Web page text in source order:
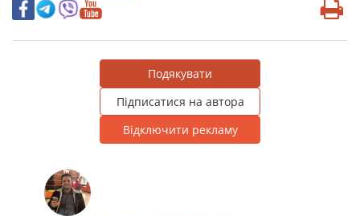
Подякувати
Підписатися на автора
Відключити рекламу